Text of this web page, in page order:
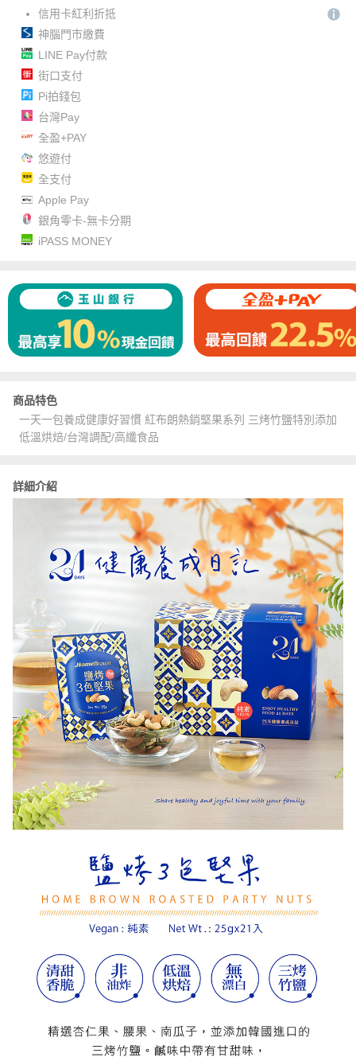
信用卡紅利折抵
神腦門市繳費
LINE Pay付款
街口支付
Pi拍錢包
台灣Pay
全盈+PAY
悠遊付
全支付
Apple Pay
銀角零卡-無卡分期
iPASS MONEY
商品特色
一天一包養成健康好習慣 紅布朗熱銷堅果系列 三烤竹鹽特別添加
低溫烘焙/台灣調配/高纖食品
詳細介紹